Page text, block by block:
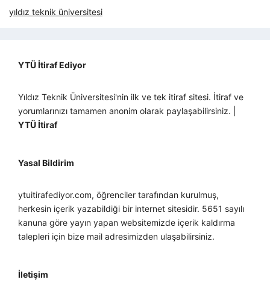
yıldız teknik üniversitesi
YTÜ İtiraf Ediyor
Yıldız Teknik Üniversitesi'nin ilk ve tek itiraf sitesi. İtiraf ve
yorumlarınızı tamamen anonim olarak paylaşabilirsiniz. |
YTÜ İtiraf
Yasal Bildirim
ytuitirafediyor.com, öğrenciler tarafından kurulmuş,
herkesin içerik yazabildiği bir internet sitesidir. 5651 sayılı
kanuna göre yayın yapan websitemizde içerik kaldırma
talepleri için bize mail adresimizden ulaşabilirsiniz.
İletişim